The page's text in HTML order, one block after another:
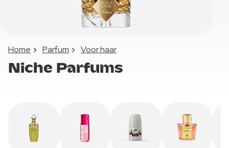
Home Parfum Voor haar
Niche Parfums